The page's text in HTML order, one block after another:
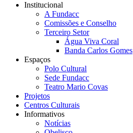
Institucional
A Fundacc
Comissões e Conselho
Terceiro Setor
Água Viva Coral
Banda Carlos Gomes
Espaços
Polo Cultural
Sede Fundacc
Teatro Mario Covas
Projetos
Centros Culturais
Informativos
Notícias